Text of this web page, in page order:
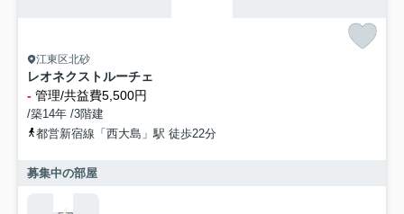
江東区北砂
レオネクストルーチェ
- 管理/共益費5,500円
/築14年 /3階建
都営新宿線「西大島」駅 徒歩22分
募集中の部屋